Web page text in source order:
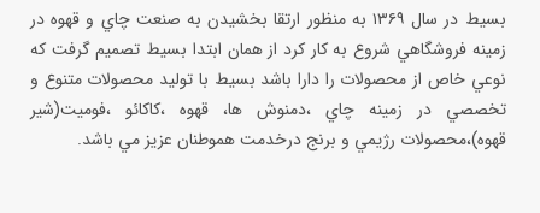
بسيط در سال ۱۳۶۹ به منظور ارتقا بخشيدن به صنعت چاي و قهوه در
زمينه فروشگاهي شروع به كار كرد از همان ابتدا بسيط تصميم گرفت كه
نوعي خاص از محصولات را دارا باشد بسيط با توليد محصولات متنوع و
تخصصي در زمينه چاي ،دمنوش ها، قهوه ،كاكائو ،فوميت(شير
قهوه)،محصولات رژيمي و برنج درخدمت هموطنان عزيز مي باشد.